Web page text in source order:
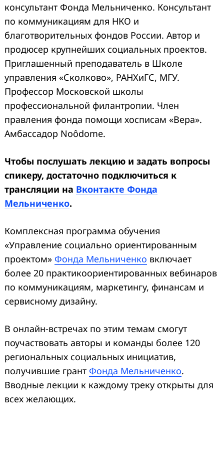
консультант Фонда Мельниченко. Консультант
по коммуникациям для НКО и
благотворительных фондов России. Автор и
продюсер крупнейших социальных проектов.
Приглашенный преподаватель в Школе
управления «Сколково», РАНХиГС, МГУ.
Профессор Московской школы
профессиональной филантропии. Член
правления фонда помощи хосписам «Вера».
Амбассадор Noôdome.
Чтобы послушать лекцию и задать вопросы
спикеру, достаточно подключиться к
трансляции на Вконтакте Фонда
Мельниченко.
Комплексная программа обучения
«Управление социально ориентированным
проектом» Фонда Мельниченко включает
более 20 практикоориентированных вебинаров
по коммуникациям, маркетингу, финансам и
сервисному дизайну.
В онлайн-встречах по этим темам смогут
поучаствовать авторы и команды более 120
региональных социальных инициатив,
получившие грант Фонда Мельниченко.
Вводные лекции к каждому треку открыты для
всех желающих.